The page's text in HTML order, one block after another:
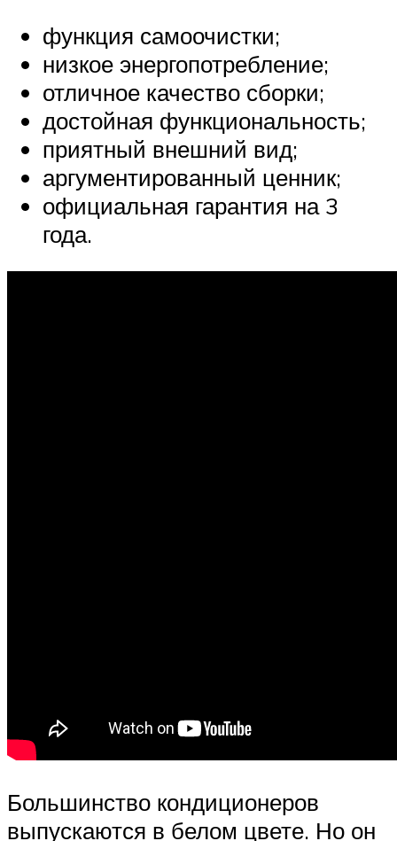
функция самоочистки;
низкое энергопотребление;
отличное качество сборки;
достойная функциональность;
приятный внешний вид;
аргументированный ценник;
официальная гарантия на 3
года.
Большинство кондиционеров
выпускаются в белом цвете. Но он